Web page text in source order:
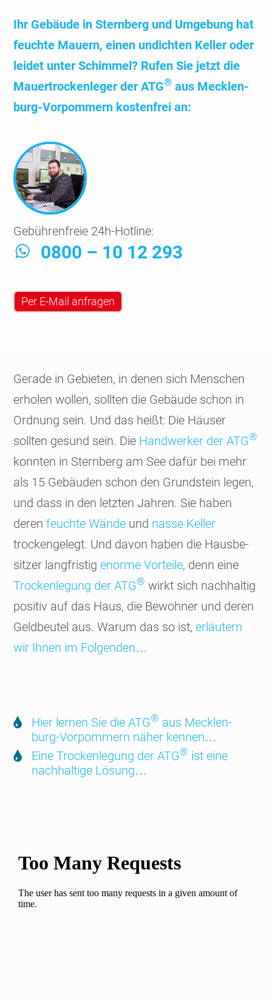
Ihr Gebäude in Stern­berg und Umgebung hat
feuchte Mauern, einen undichten Keller oder
leidet unter Schimmel? Rufen Sie jetzt die
Mauer­trocken­leger der ATG® aus Mecklen­
burg-Vorpom­mern kosten­frei an:
Gebührenfreie 24h-Hotline:
0800 – 10 12 293
Per E-Mail anfragen
Gerade in Gebie­ten, in denen sich Menschen
erholen wollen, sollten die Gebäude schon in
Ordnung sein. Und das heißt: Die Häuser
sollten gesund sein. Die Hand­werker der ATG®
konnten in Stern­berg am See dafür bei mehr
als 15 Gebäuden schon den Grund­stein legen,
und dass in den letzten Jahren. Sie haben
derenfeuchte Wände und nasse Keller
trocken­gelegt. Und davon haben die Hausbe­
sitzer lang­fris­tigenorme Vor­teile, denn eine
Trocken­legung der ATG® wirkt sich nach­hal­tig
positiv auf das Haus, die Bewohner und deren
Geld­beutel aus. Warum das so ist,erläu­tern
wir Ihnen im Fol­genden…
Hier lernen Sie die ATG® aus Mecklen­
burg-Vorpom­mern näher kennen…
Eine Trocken­legung der ATG® ist eine
nach­hal­tige Lösung…